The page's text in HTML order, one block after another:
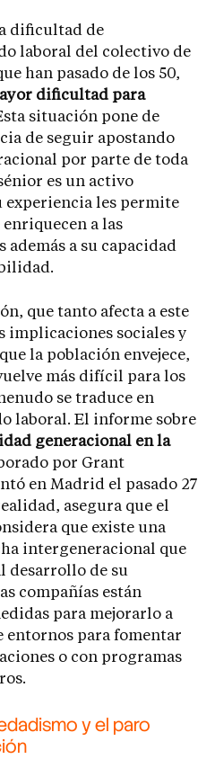
dificultad de
laboral del colectivo de
han pasado de los 50,
dificultad para
situación pone de
de seguir apostando
por parte de toda
es un activo
experiencia les permite
a las
a su capacidad
que tanto afecta a este
implicaciones sociales y
la población envejece,
más difícil para los
se traduce en
laboral. El informe sobre
generacional en la
por Grant
en Madrid el pasado 27
asegura que el
que existe una
intergeneracional que
desarrollo de su
compañías están
para mejorarlo a
entornos para fomentar
o con programas
y el paro